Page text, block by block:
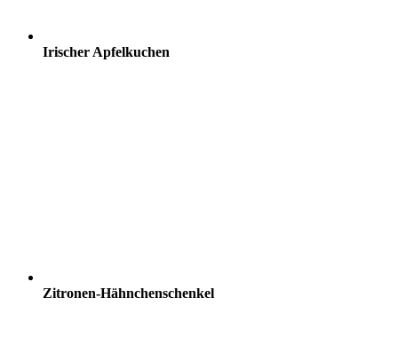
Irischer Apfelkuchen
Zitronen-Hähnchenschenkel